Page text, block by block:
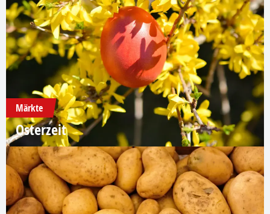
Märkte
Osterzeit